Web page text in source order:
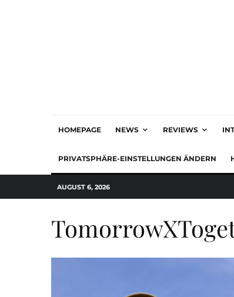
HOMEPAGE NEWS REVIEWS
PRIVATSPHÄRE-EINSTELLUNGEN ÄNDERN
AUGUST 6, 2026